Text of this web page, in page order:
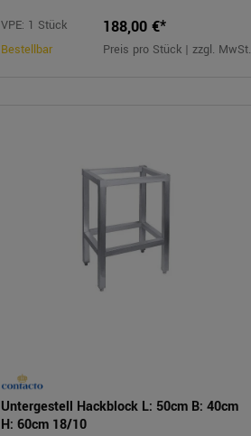
VPE: 1 Stück
Bestellbar
188,00 €*
Preis pro Stück | zzgl. MwSt.
Untergestell Hackblock L: 50cm B: 40cm
H: 60cm 18/10